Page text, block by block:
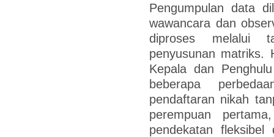
Pengumpulan data
wawancara dan
diproses melalui
penyusunan matriks.
Kepala dan
beberapa
pendaftaran nikah
perempuan
pendekatan fleksibel